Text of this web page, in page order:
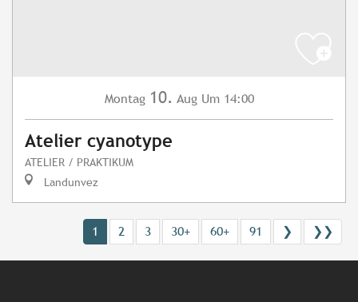
Montag 10. Aug Um 14:00
Atelier cyanotype
ATELIER / PRAKTIKUM
Landunvez
1 2 3 30+ 60+ 91 ❯ ❯❯